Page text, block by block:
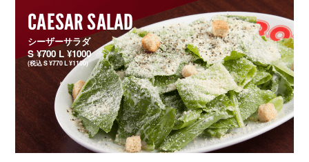
CAESAR SALAD
シーザーサラダ
S ¥700 L ¥1000
(税込 S ¥770 L ¥1100)